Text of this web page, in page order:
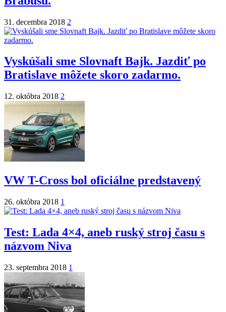
31. decembra 2018 2
Vyskúšali sme Slovnaft Bajk. Jazdiť po
Bratislave môžete skoro zadarmo.
12. októbra 2018 2
VW T-Cross bol oficiálne predstavený
26. októbra 2018 1
Test: Lada 4×4, aneb ruský stroj času s
názvom Niva
23. septembra 2018 1